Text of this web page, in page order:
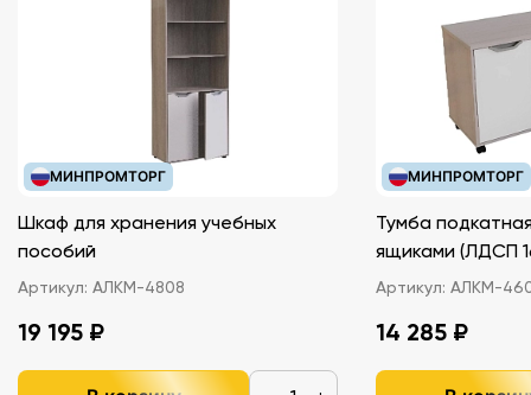
МИНПРОМТОРГ
Шкаф для хранения учебных
пособий
Артикул: АЛКМ-4808
19 195 ₽
МИНПРОМТОРГ
Тумба
ящиками
Артикул: АЛКМ-
14 285 ₽